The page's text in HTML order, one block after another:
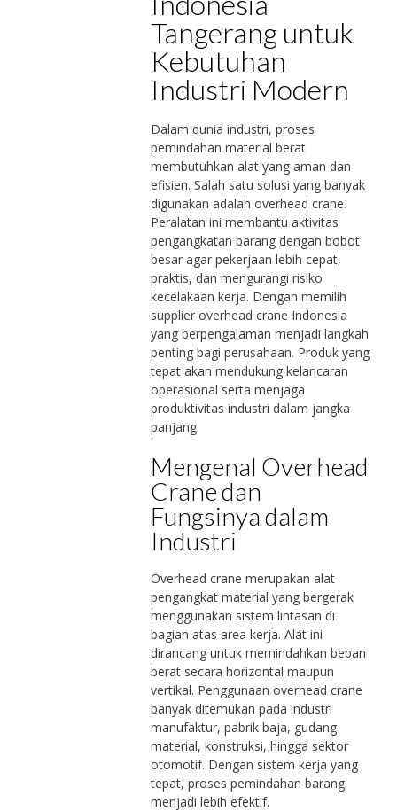
Tangerang untuk
Kebutuhan
Industri Modern
Dalam dunia industri, proses
pemindahan material berat
membutuhkan alat yang aman dan
efisien. Salah satu solusi yang banyak
digunakan adalah overhead crane.
Peralatan ini membantu aktivitas
pengangkatan barang dengan bobot
besar agar pekerjaan lebih cepat,
praktis, dan mengurangi risiko
kecelakaan kerja. Dengan memilih
supplier overhead crane Indonesia
yang berpengalaman menjadi langkah
penting bagi perusahaan. Produk yang
tepat akan mendukung kelancaran
operasional serta menjaga
produktivitas industri dalam jangka
panjang.
Mengenal Overhead
Crane dan
Fungsinya dalam
Industri
Overhead crane merupakan alat
pengangkat material yang bergerak
menggunakan sistem lintasan di
bagian atas area kerja. Alat ini
dirancang untuk memindahkan beban
berat secara horizontal maupun
vertikal. Penggunaan overhead crane
banyak ditemukan pada industri
manufaktur, pabrik baja, gudang
material, konstruksi, hingga sektor
otomotif. Dengan sistem kerja yang
tepat, proses pemindahan barang
menjadi lebih efektif.